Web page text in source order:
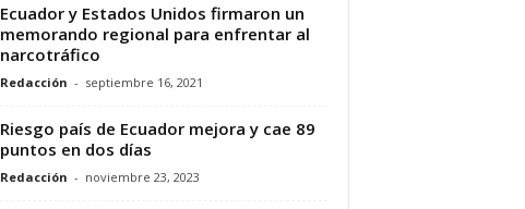
Ecuador y Estados Unidos firmaron un
memorando regional para enfrentar al
narcotráfico
Redacción - septiembre 16, 2021
Riesgo país de Ecuador mejora y cae 89
puntos en dos días
Redacción - noviembre 23, 2023